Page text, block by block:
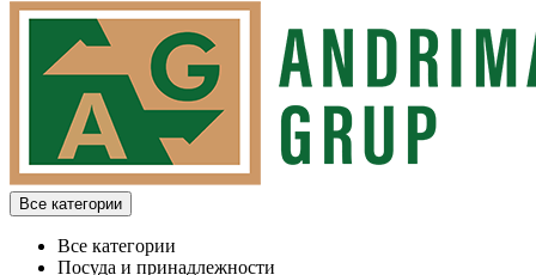
Все категории
Все категории
Посуда и принадлежности